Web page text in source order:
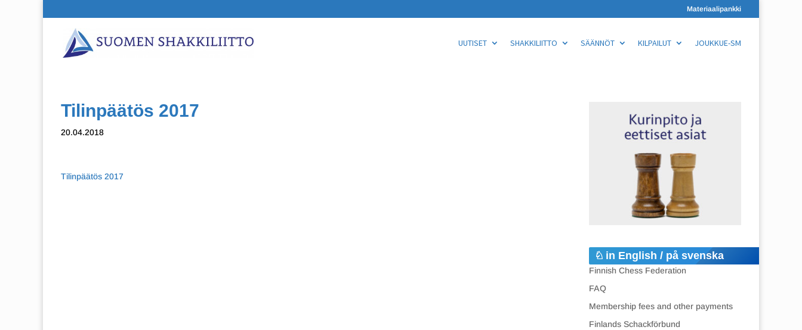
Materiaalipankki
UUTISET SHAKKILIITTO SÄÄNNÖT KILPAILUT JOUKKUE-SM
Tilinpäätös 2017
20.04.2018
Tilinpäätös 2017
in English / på svenska
Finnish Chess Federation
FAQ
Membership fees and other payments
Finlands Schackförbund